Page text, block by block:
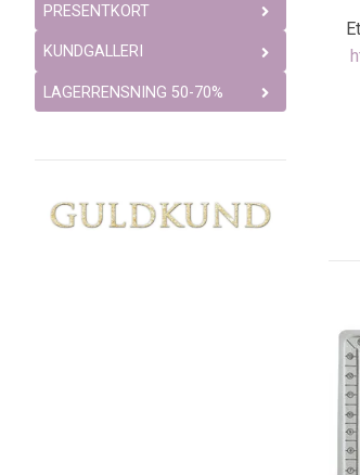
PRESENTKORT
KUNDGALLERI
LAGERRENSNING 50-70%